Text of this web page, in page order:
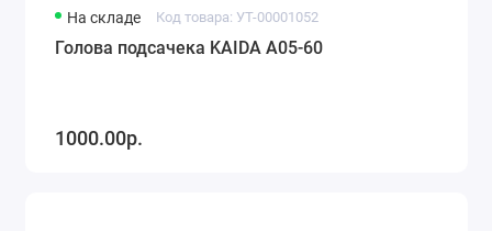
На складе Код товара: УТ-00001052
Голова подсачека KAIDA А05-60
1000.00р.